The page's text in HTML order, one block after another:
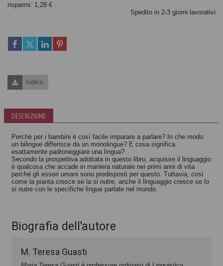
risparmi: 1,28 €
Spedito in 2-3 giorni lavorativi
Indice
DESCRIZIONE
Perché per i bambini è così facile imparare a parlare? In che modo
un bilingue differisce da un monolingue? E cosa significa
esattamente padroneggiare una lingua?
Secondo la prospettiva adottata in questo libro, acquisire il linguaggio
è qualcosa che accade in maniera naturale nei primi anni di vita
perché gli esseri umani sono predisposti per questo. Tuttavia, così
come la pianta cresce se la si nutre, anche il linguaggio cresce se lo
si nutre con le specifiche lingue parlate nel mondo.
Biografia dell'autore
M. Teresa Guasti